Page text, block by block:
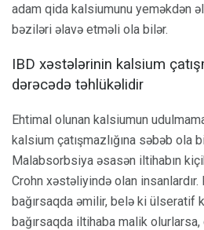
adam qida kalsiumunu yeməkdən
bəziləri əlavə etməli ola bilər.
IBD xəstələrinin kalsium
dərəcədə təhlükəlidir
Ehtimal olunan kalsiumun
kalsium çatışmazlığına səbəb ola
Malabsorbsiya əsasən iltihabın
Crohn xəstəliyində olan
bağırsaqda əmilir, belə ki ülseratif
bağırsaqda iltihaba malik olurlarsa,